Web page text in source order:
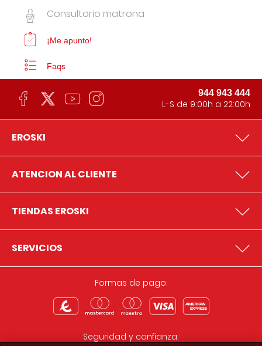
Consultorio matrona
¡Me apunto!
Faqs
944 943 444
L-S de 9:00h a 22:00h
EROSKI
ATENCION AL CLIENTE
TIENDAS EROSKI
SERVICIOS
Formas de pago:
Seguridad y confianza: